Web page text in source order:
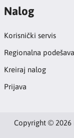
Nalog
Korisnički servis
Regionalna
Kreiraj nalog
Prijava
Copyright © 2026